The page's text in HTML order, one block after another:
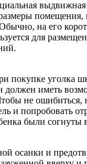
помещения,
на его
для
уголка
иметь
не ошибиться,
и попробовать
были согнуты
осанки и